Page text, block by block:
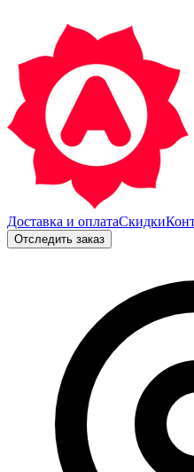
Доставка и оплатаСкидки
Отследить заказ